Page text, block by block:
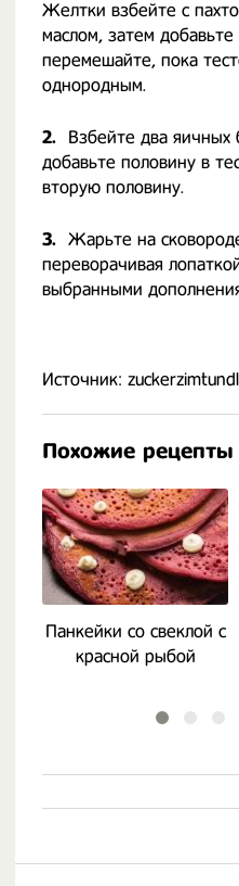
Желтки взбейте с
маслом, затем
перемешайте, пока
однородным.
2.
Взбейте два яичных
добавьте половину в
вторую половину.
3. Жарьте на
переворачивая
выбранными
Источник:
Похожие рецепты
Панкейки со свеклой с
красной рыбой